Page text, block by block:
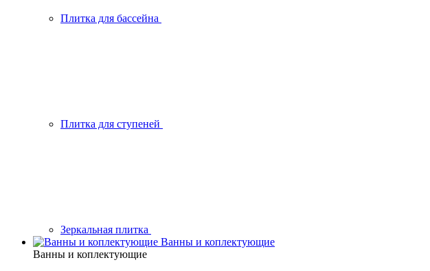
Плитка для бассейна
Плитка для ступеней
Зеркальная плитка
Ванны и коплектующие
Ванны и коплектующие